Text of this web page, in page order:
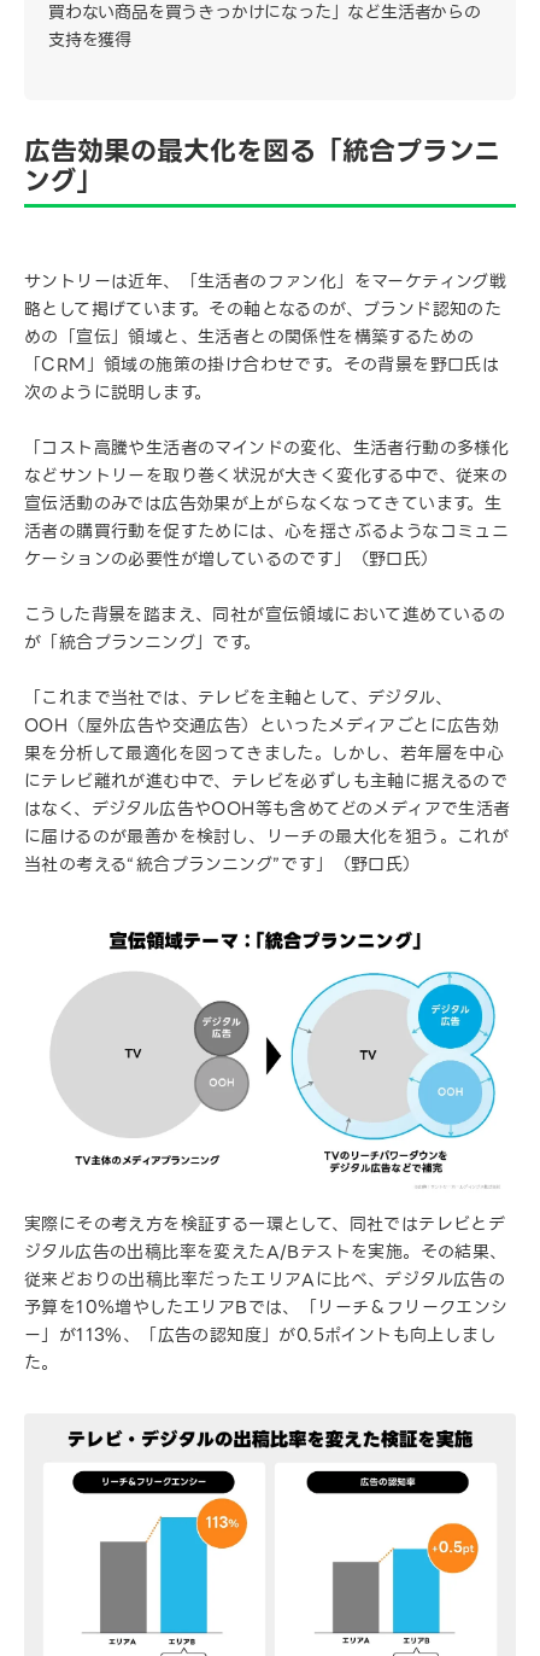
買わない商品を買うきっかけになった」など生活者からの
支持を獲得
広告効果の最大化を図る「統合プランニ
ング」
サントリーは近年、「生活者のファン化」をマーケティング戦
略として掲げています。その軸となるのが、ブランド認知のた
めの「宣伝」領域と、生活者との関係性を構築するための
「CRM」領域の施策の掛け合わせです。その背景を野口氏は
次のように説明します。
「コスト高騰や生活者のマインドの変化、生活者行動の多様化
などサントリーを取り巻く状況が大きく変化する中で、従来の
宣伝活動のみでは広告効果が上がらなくなってきています。生
活者の購買行動を促すためには、心を揺さぶるようなコミュニ
ケーションの必要性が増しているのです」（野口氏）
こうした背景を踏まえ、同社が宣伝領域において進めているの
が「統合プランニング」です。
「これまで当社では、テレビを主軸として、デジタル、
OOH（屋外広告や交通広告）といったメディアごとに広告効
果を分析して最適化を図ってきました。しかし、若年層を中心
にテレビ離れが進む中で、テレビを必ずしも主軸に据えるので
はなく、デジタル広告やOOH等も含めてどのメディアで生活者
に届けるのが最善かを検討し、リーチの最大化を狙う。これが
当社の考える“統合プランニング”です」（野口氏）
実際にその考え方を検証する一環として、同社ではテレビとデ
ジタル広告の出稿比率を変えたA/Bテストを実施。その結果、
従来どおりの出稿比率だったエリアAに比べ、デジタル広告の
予算を10％増やしたエリアBでは、「リーチ＆フリークエンシ
ー」が113%、「広告の認知度」が0.5ポイントも向上しまし
た。